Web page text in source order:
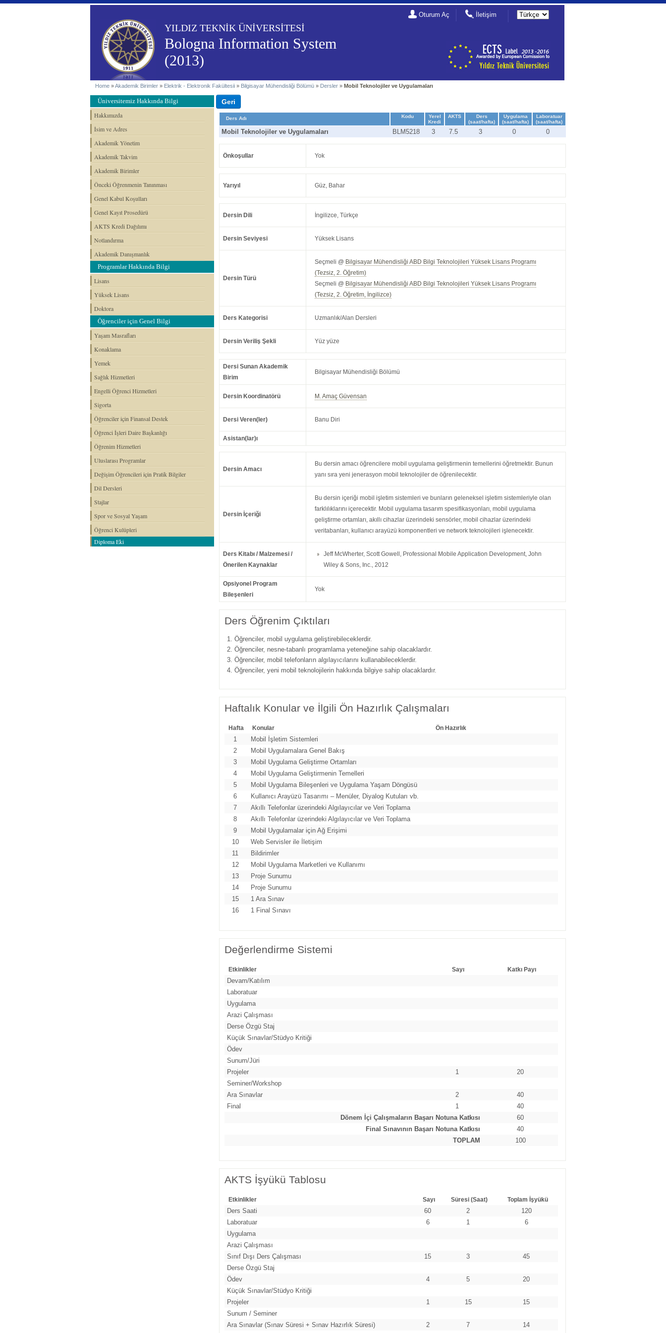
YILDIZ TEKNİK ÜNİVERSİTESİ
Bologna Information System
(2013)
Oturum Aç İletişim
Home »Akademik Birimler » Elektrik - Elektronik Fakültesii » Bilgisayar Mühendisliği Bölümü » Dersler » Mobil Teknolojiler ve Uygulamaları
Üniversitemiz Hakkında Bilgi
Hakkımızda
İsim ve Adres
Akademik Yönetim
Akademik Takvim
Akademik Birimler
Önceki Öğrenmenin Tanınması
Genel Kabul Koşulları
Genel Kayıt Prosedürü
AKTS Kredi Dağılımı
Notlandırma
Akademik Danışmanlık
Programlar Hakkında Bilgi
Lisans
Yüksek Lisans
Doktora
Öğrenciler için Genel Bilgi
Yaşam Masrafları
Konaklama
Yemek
Sağlık Hizmetleri
Engelli Öğrenci Hizmetleri
Sigorta
Öğrenciler için Finansal Destek
Öğrenci İşleri Daire Başkanlığı
Öğrenim Hizmetleri
Uluslarası Programlar
Değişim Öğrencileri için Pratik Bilgiler
Dil Dersleri
Stajlar
Spor ve Sosyal Yaşam
Öğrenci Kulüpleri
Diploma Eki
Ders Adı Kodu
Yerel
Kredi
AKTS
Ders
(saat/hafta)
Uygulama
(saat/hafta)
Laboratuar
(saat/hafta)
Mobil Teknolojiler ve Uygulamaları BLM5218 3 7.5 3 0 0
Önkoşullar Yok
Yarıyıl Güz, Bahar
Dersin Dili İngilizce, Türkçe
Dersin Seviyesi Yüksek Lisans
Dersin Türü
Seçmeli @ Bilgisayar Mühendisliği ABD Bilgi Teknolojileri Yüksek Lisans Programı
(Tezsiz, 2. Öğretim)
Seçmeli @ Bilgisayar Mühendisliği ABD Bilgi Teknolojileri Yüksek Lisans Programı
(Tezsiz, 2. Öğretim, İngilizce)
Ders Kategorisi Uzmanlık/Alan Dersleri
Dersin Veriliş Şekli Yüz yüze
Dersi Sunan Akademik
Birim
Bilgisayar Mühendisliği Bölümü
Dersin Koordinatörü M. Amaç Güvensan
Dersi Veren(ler) Banu Diri
Asistan(lar)ı
Dersin Amacı
Bu dersin amacı öğrencilere mobil uygulama geliştirmenin temellerini öğretmektir. Bunun
yanı sıra yeni jenerasyon mobil teknolojiler de öğrenilecektir.
Dersin İçeriği
Bu dersin içeriği mobil işletim sistemleri ve bunların geleneksel işletim sistemleriyle olan
farklılıklarını içerecektir. Mobil uygulama tasarım spesifikasyonları, mobil uygulama
geliştirme ortamları, akıllı cihazlar üzerindeki sensörler, mobil cihazlar üzerindeki
veritabanları, kullanıcı arayüzü komponentleri ve network teknolojileri işlenecektir.
Ders Kitabı / Malzemesi /
Önerilen Kaynaklar
Jeff McWherter, Scott Gowell, Professional Mobile Application Development, John
Wiley & Sons, Inc., 2012
Opsiyonel Program
Bileşenleri
Yok
Ders Öğrenim Çıktıları
Öğrenciler, mobil uygulama geliştirebileceklerdir.
Öğrenciler, nesne-tabanlı programlama yeteneğine sahip olacaklardır.
Öğrenciler, mobil telefonların algılayıcılarını kullanabileceklerdir.
Öğrenciler, yeni mobil teknolojilerin hakkında bilgiye sahip olacaklardır.
Haftalık Konular ve İlgili Ön Hazırlık Çalışmaları
Hafta Konular Ön Hazırlık
1
Mobil İşletim Sistemleri
2
Mobil Uygulamalara Genel Bakış
3
Mobil Uygulama Geliştirme Ortamları
4
Mobil Uygulama Geliştirmenin Temelleri
5
Mobil Uygulama Bileşenleri ve Uygulama Yaşam Döngüsü
6
Kullanıcı Arayüzü Tasarımı – Menüler, Diyalog Kutuları vb.
7
Akıllı Telefonlar üzerindeki Algılayıcılar ve Veri Toplama
8
Akıllı Telefonlar üzerindeki Algılayıcılar ve Veri Toplama
9
Mobil Uygulamalar için Ağ Erişimi
10
Web Servisler ile İletişim
11
Bildirimler
12
Mobil Uygulama Marketleri ve Kullanımı
13
Proje Sunumu
14
Proje Sunumu
15
1 Ara Sınav
16
1 Final Sınavı
Değerlendirme Sistemi
Etkinlikler Sayı Katkı Payı
Devam/Katılım
Laboratuar
Uygulama
Arazi Çalışması
Derse Özgü Staj
Küçük Sınavlar/Stüdyo Kritiği
Ödev
Sunum/Jüri
Projeler
1
20
Seminer/Workshop
Ara Sınavlar
2
40
Final
1
40
Dönem İçi Çalışmaların Başarı Notuna Katkısı
60
Final Sınavının Başarı Notuna Katkısı
40
TOPLAM
100
AKTS İşyükü Tablosu
Etkinlikler Sayı Süresi (Saat) Toplam İşyükü
Ders Saati 60 2
120
Laboratuar
6 1
6
Uygulama
Arazi Çalışması
Sınıf Dışı Ders Çalışması
15 3
45
Derse Özgü Staj
Ödev
4 5
20
Küçük Sınavlar/Stüdyo Kritiği
Projeler
1 15
15
Sunum / Seminer
Ara Sınavlar (Sınav Süresi + Sınav Hazırlık Süresi)
2 7
14